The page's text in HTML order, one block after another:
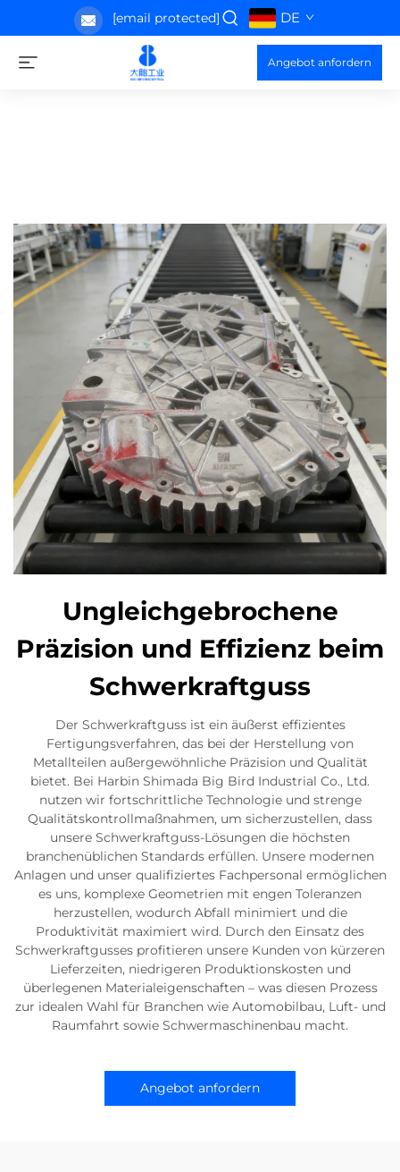
[email protected] DE
Angebot anfordern
Ungleichgebrochene
Präzision und Effizienz beim
Schwerkraftguss
Der Schwerkraftguss ist ein äußerst effizientes
Fertigungsverfahren, das bei der Herstellung von
Metallteilen außergewöhnliche Präzision und Qualität
bietet. Bei Harbin Shimada Big Bird Industrial Co., Ltd.
nutzen wir fortschrittliche Technologie und strenge
Qualitätskontrollmaßnahmen, um sicherzustellen, dass
unsere Schwerkraftguss-Lösungen die höchsten
branchenüblichen Standards erfüllen. Unsere modernen
Anlagen und unser qualifiziertes Fachpersonal ermöglichen
es uns, komplexe Geometrien mit engen Toleranzen
herzustellen, wodurch Abfall minimiert und die
Produktivität maximiert wird. Durch den Einsatz des
Schwerkraftgusses profitieren unsere Kunden von kürzeren
Lieferzeiten, niedrigeren Produktionskosten und
überlegenen Materialeigenschaften – was diesen Prozess
zur idealen Wahl für Branchen wie Automobilbau, Luft- und
Raumfahrt sowie Schwermaschinenbau macht.
Angebot anfordern